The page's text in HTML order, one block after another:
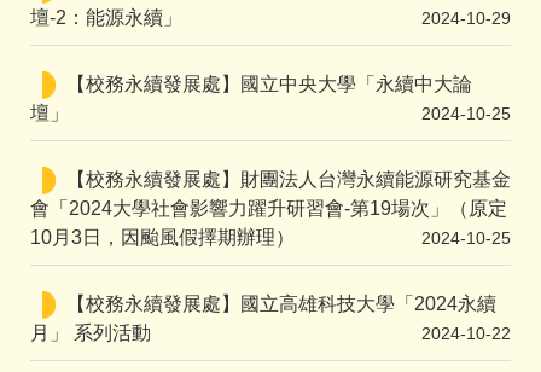
壇-2：能源永續」
2024-10-29
【校務永續發展處】國立中央大學「永續中大論
壇」
2024-10-25
【校務永續發展處】財團法人台灣永續能源研究基金
會「2024大學社會影響力躍升研習會-第19場次」（原定
10月3日，因颱風假擇期辦理）
2024-10-25
【校務永續發展處】國立高雄科技大學「2024永續
月」 系列活動
2024-10-22